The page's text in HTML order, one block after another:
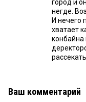
город и
негде.
И нечего
хватает
Ваш комментарий